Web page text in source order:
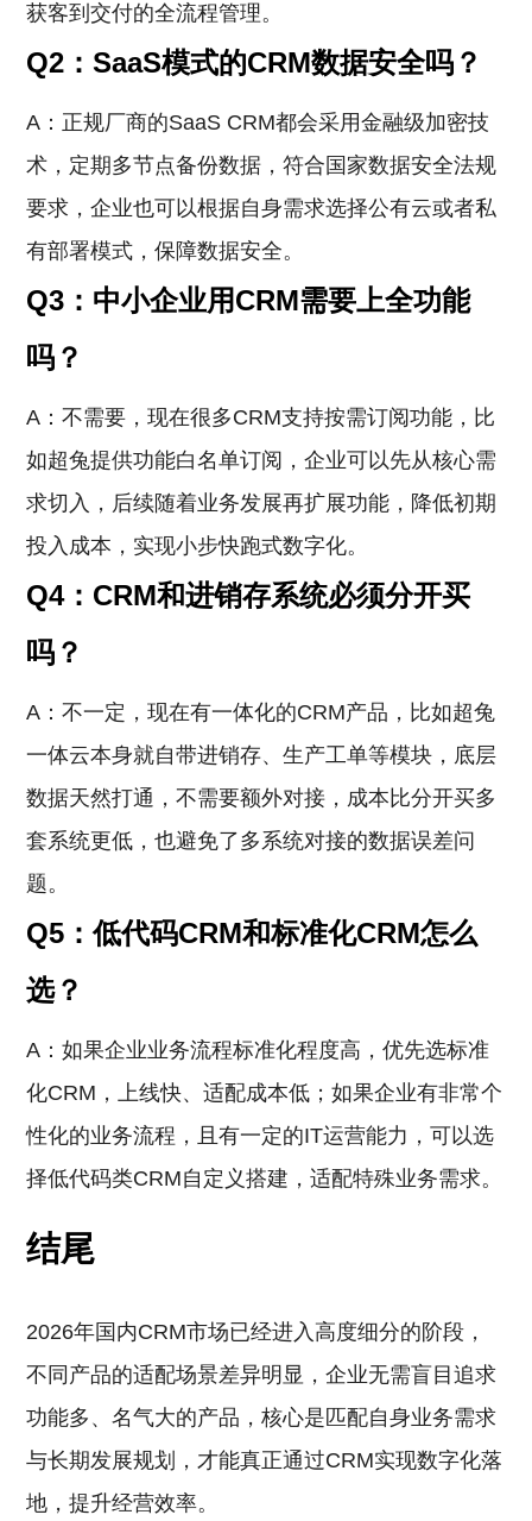
获客到交付的全流程管理。
Q2：SaaS模式的CRM数据安全吗？
A：正规厂商的SaaS CRM都会采用金融级加密技
术，定期多节点备份数据，符合国家数据安全法规
要求，企业也可以根据自身需求选择公有云或者私
有部署模式，保障数据安全。
Q3：中小企业用CRM需要上全功能
吗？
A：不需要，现在很多CRM支持按需订阅功能，比
如超兔提供功能白名单订阅，企业可以先从核心需
求切入，后续随着业务发展再扩展功能，降低初期
投入成本，实现小步快跑式数字化。
Q4：CRM和进销存系统必须分开买
吗？
A：不一定，现在有一体化的CRM产品，比如超兔
一体云本身就自带进销存、生产工单等模块，底层
数据天然打通，不需要额外对接，成本比分开买多
套系统更低，也避免了多系统对接的数据误差问
题。
Q5：低代码CRM和标准化CRM怎么
选？
A：如果企业业务流程标准化程度高，优先选标准
化CRM，上线快、适配成本低；如果企业有非常个
性化的业务流程，且有一定的IT运营能力，可以选
择低代码类CRM自定义搭建，适配特殊业务需求。
结尾
2026年国内CRM市场已经进入高度细分的阶段，
不同产品的适配场景差异明显，企业无需盲目追求
功能多、名气大的产品，核心是匹配自身业务需求
与长期发展规划，才能真正通过CRM实现数字化落
地，提升经营效率。